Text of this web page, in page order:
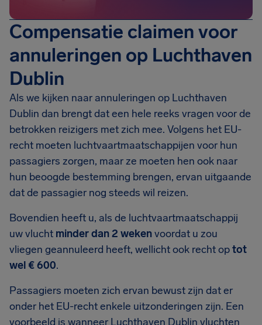
Compensatie claimen voor
annuleringen op Luchthaven
Dublin
Als we kijken naar annuleringen op Luchthaven
Dublin dan brengt dat een hele reeks vragen voor de
betrokken reizigers met zich mee. Volgens het EU-
recht moeten luchtvaartmaatschappijen voor hun
passagiers zorgen, maar ze moeten hen ook naar
hun beoogde bestemming brengen, ervan uitgaande
dat de passagier nog steeds wil reizen.
Bovendien heeft u, als de luchtvaartmaatschappij
uw vlucht minder dan 2 wekenvoordat u zou
vliegen geannuleerd heeft, wellicht ook recht optot
wel € 600.
Passagiers moeten zich ervan bewust zijn dat er
onder het EU-recht enkele uitzonderingen zijn. Een
voorbeeld is wanneer Luchthaven Dublin vluchten